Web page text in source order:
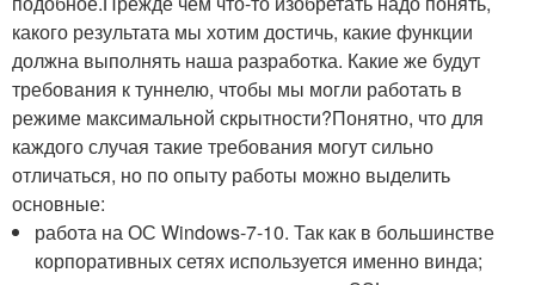
какого результата мы хотим достичь, какие функции
должна выполнять наша разработка. Какие же будут
требования к туннелю, чтобы мы могли работать в
режиме максимальной скрытности?Понятно, что для
каждого случая такие требования могут сильно
отличаться, но по опыту работы можно выделить
основные:
работа на ОС Windows-7-10. Так как в большинстве
корпоративных сетях используется именно винда;